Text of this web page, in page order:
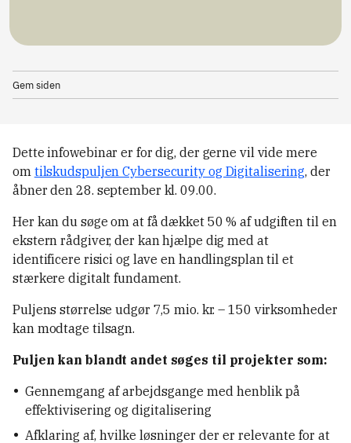
Gem siden
Dette infowebinar er for dig, der gerne vil vide mere
om tilskudspuljen Cybersecurity og Digitalisering, der
åbner den 28. september kl. 09.00.
Her kan du søge om at få dækket 50 % af udgiften til en
ekstern rådgiver, der kan hjælpe dig med at
identificere risici og lave en handlingsplan til et
stærkere digitalt fundament.
Puljens størrelse udgør 7,5 mio. kr. – 150 virksomheder
kan modtage tilsagn.
Puljen kan blandt andet søges til projekter som:
Gennemgang af arbejdsgange med henblik på
effektivisering og digitalisering
Afklaring af, hvilke løsninger der er relevante for at